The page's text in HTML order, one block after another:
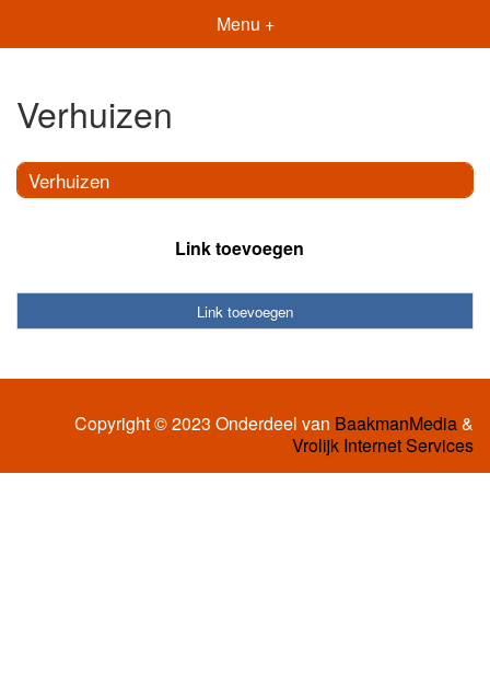
Menu +
Verhuizen
Verhuizen
Link toevoegen
Link toevoegen
Copyright © 2023 Onderdeel van BaakmanMedia&
Vrolijk Internet Services